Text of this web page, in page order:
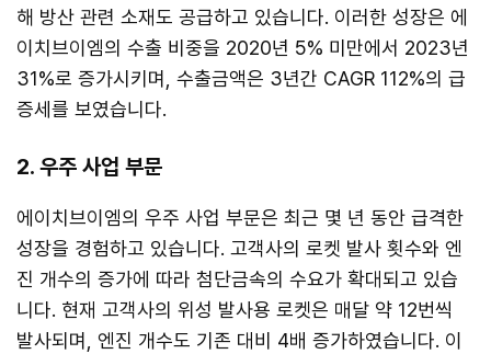
해 방산 관련 소재도 공급하고 있습니다. 이러한 성장은 에
이치브이엠의 수출 비중을 2020년 5% 미만에서 2023년
31%로 증가시키며, 수출금액은 3년간 CAGR 112%의 급
증세를 보였습니다.
2. 우주 사업 부문
에이치브이엠의 우주 사업 부문은 최근 몇 년 동안 급격한
성장을 경험하고 있습니다. 고객사의 로켓 발사 횟수와 엔
진 개수의 증가에 따라 첨단금속의 수요가 확대되고 있습
니다. 현재 고객사의 위성 발사용 로켓은 매달 약 12번씩
발사되며, 엔진 개수도 기존 대비 4배 증가하였습니다. 이